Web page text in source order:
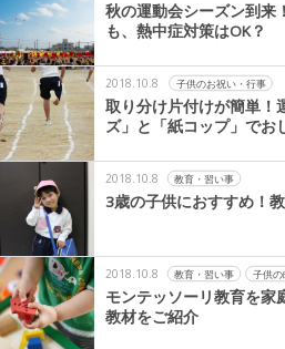
秋の運動会シーズン到来
も、熱中症対策はOK？
2018.10.8 子供のお祝い・行事
取り分け片付けが簡単！
ズ」と「紙コップ」でお
2018.10.8 教育・習い事
3歳の子供におすすめ！
2018.10.8 教育・習い事 子供の
モンテッソーリ教育を家
教材をご紹介